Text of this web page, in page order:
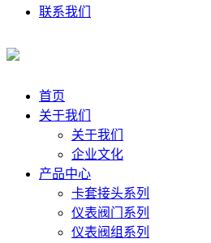
联系我们
首页
关于我们
关于我们
企业文化
产品中心
卡套接头系列
仪表阀门系列
仪表阀组系列